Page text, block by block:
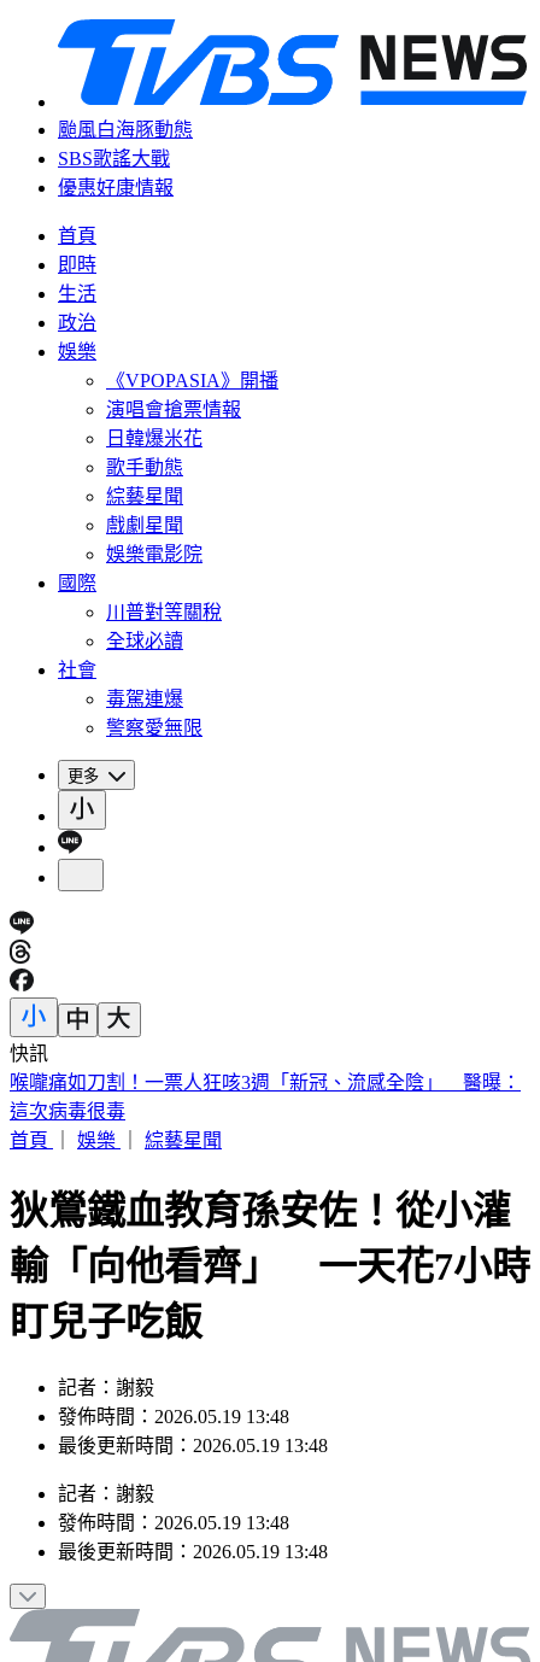
颱風白海豚動態
SBS歌謠大戰
優惠好康情報
首頁
即時
生活
政治
娛樂
《VPOPASIA》開播
演唱會搶票情報
日韓爆米花
歌手動態
綜藝星聞
戲劇星聞
娛樂電影院
國際
川普對等關稅
全球必讀
社會
毒駕連爆
警察愛無限
更多
快訊
快訊／永和豆漿「豆哥」林炳生病逝！享壽70歲 集團悲痛證
實
首頁
娛樂 綜藝星聞
狄鶯鐵血教育孫安佐！從小灌
輸「向他看齊」 一天花7小時
盯兒子吃飯
記者：謝毅
發佈時間：2026.05.19 13:48
最後更新時間：2026.05.19 13:48
記者 ： 謝毅
發佈時間： 2026.05.19 13:48
最後更新時間： 2026.05.19 13:48